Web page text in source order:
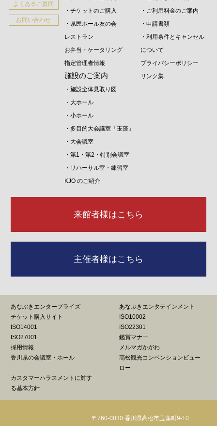
よくあるご質問
お問い合わせ
・チケットのご購入
・県民ホール友の会
レストラン
お弁当・ケータリング
指定管理者情報
施設のご案内
・施設全体見取り図
・大ホール
・小ホール
・多目的大会議室「玉藻」
・大会議室
・第1・第2・特別会議室
・リハーサル室・練習室
KJO のご紹介
・ご利用料金のご案内
・申請書類
・利用条件とキャンセル
について
プライバシーポリシー
リンク集
来館者様はこちら
主催者様はこちら
あなぶきエンタープライズ
あなぶきエンタテインメント
チケット購入サイト
ISO10002
ISO14001
ISO22301
ISO27001
鑑賞マナー
採用情報
メルマガかがわ
香川県の会議室・ホール
高松観光コンベンションビュー
ロー
カスタマーハラスメントに対す
る基本方針
〒760-0030 香川県高松市玉藻町9-10